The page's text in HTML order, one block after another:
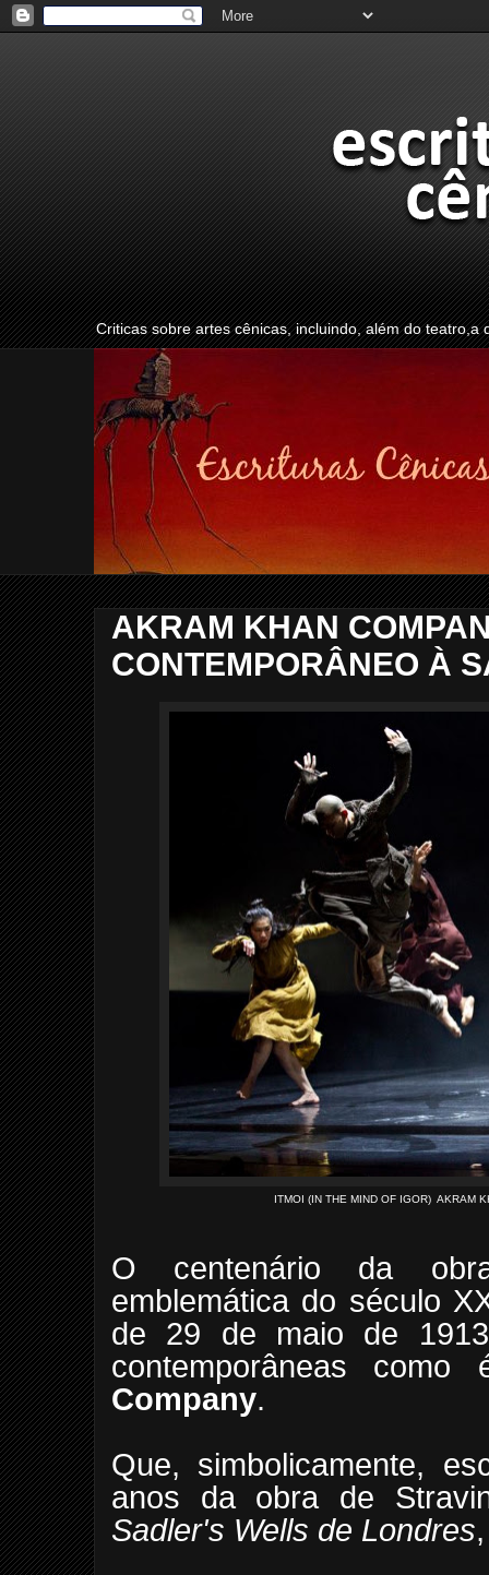
Criticas sobre artes cênicas, incluindo, além do
AKRAM KHAN
CONTEMPORÂNEO À
ITMOI (IN THE MIND OF IGOR) AKRAM
O centenário da obra
emblemática do século
de 29 de maio de
contemporâneas
Company.
Que, simbolicamente,
anos da obra de
Sadler's Wells de Londres